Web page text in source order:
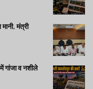
मंत्री
गांजा व नशीले